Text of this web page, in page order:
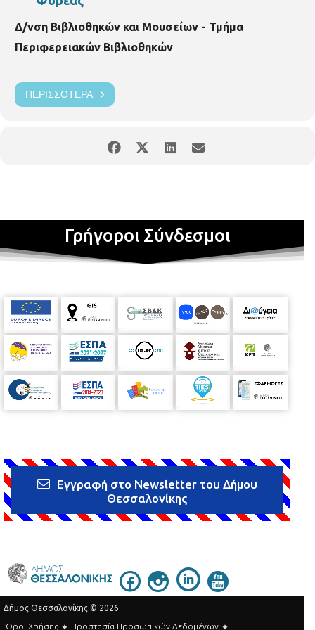
Δ/νση Βιβλιοθηκών και Μουσείων - Τμήμα
Περιφερειακών Βιβλιοθηκών
ΠΕΡΙΣΣΌΤΕΡΑ
Γρήγοροι Σύνδεσμοι
Εγγραφή στο Newsletter του Δήμου
Θεσσαλονίκης
Δήμος Θεσσαλονίκης © 2026
Όροι Χρήσης
Προστασία Προσωπικών Δεδομένων